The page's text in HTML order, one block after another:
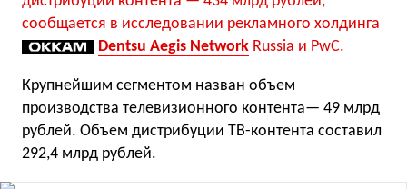
сообщается в исследовании рекламного холдинга
Dentsu Aegis Network Russia и PwC.
Крупнейшим сегментом назван объем
производства телевизионного контента— 49 млрд
рублей. Объем дистрибуции ТВ-контента составил
292,4 млрд рублей.